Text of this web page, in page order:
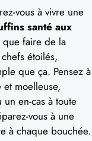
vous à vivre une
santé aux
que faire de la
étoilés,
que ça. Pensez à
moelleuse,
en-cas à toute
vous à une
à chaque bouchée.